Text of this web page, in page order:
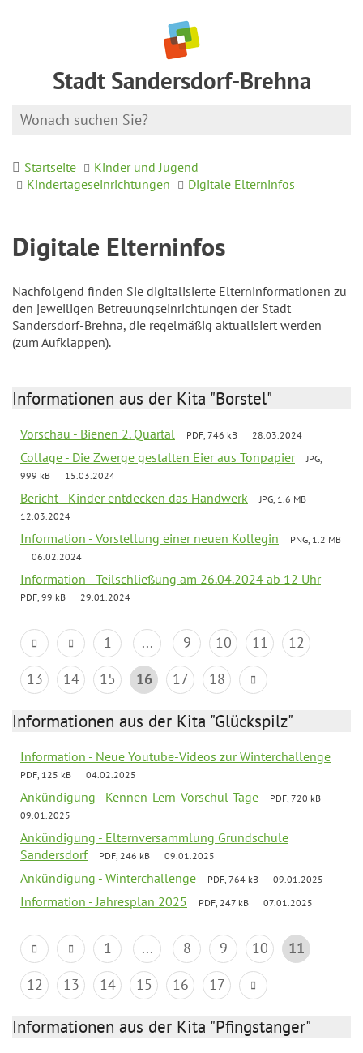
Stadt Sandersdorf-Brehna
Startseite
Kinder und Jugend
Kindertageseinrichtungen
Digitale Elterninfos
Digitale Elterninfos
Nachfolgend finden Sie digitalisierte Elterninformationen zu
den jeweiligen Betreuungseinrichtungen der Stadt
Sandersdorf-Brehna, die regelmäßig aktualisiert werden
(zum Aufklappen).
Informationen aus der Kita "Borstel"
Vorschau - Bienen 2. Quartal PDF, 746 kB 28.03.2024
Collage - Die Zwerge gestalten Eier aus Tonpapier
JPG,
999 kB
15.03.2024
Bericht - Kinder entdecken das Handwerk
JPG, 1.6 MB
12.03.2024
Information - Vorstellung einer neuen Kollegin
PNG, 1.2 MB
06.02.2024
Information - Teilschließung am 26.04.2024 ab 12 Uhr
PDF, 99 kB 29.01.2024
1 ... 9 10 11
12
13
14 15 16 17 18
Informationen aus der Kita "Glückspilz"
Information - Neue Youtube-Videos zur Winterchallenge
PDF, 125 kB 04.02.2025
Ankündigung - Kennen-Lern-Vorschul-Tage
PDF, 720 kB
09.01.2025
Ankündigung - Elternversammlung Grundschule
Sandersdorf
PDF, 246 kB 09.01.2025
Ankündigung - Winterchallenge PDF, 764 kB 09.01.2025
Information - Jahresplan 2025 PDF, 247 kB 07.01.2025
1 ... 8 9 10
11
12
13 14 15 16 17
Informationen aus der Kita "Pfingstanger"